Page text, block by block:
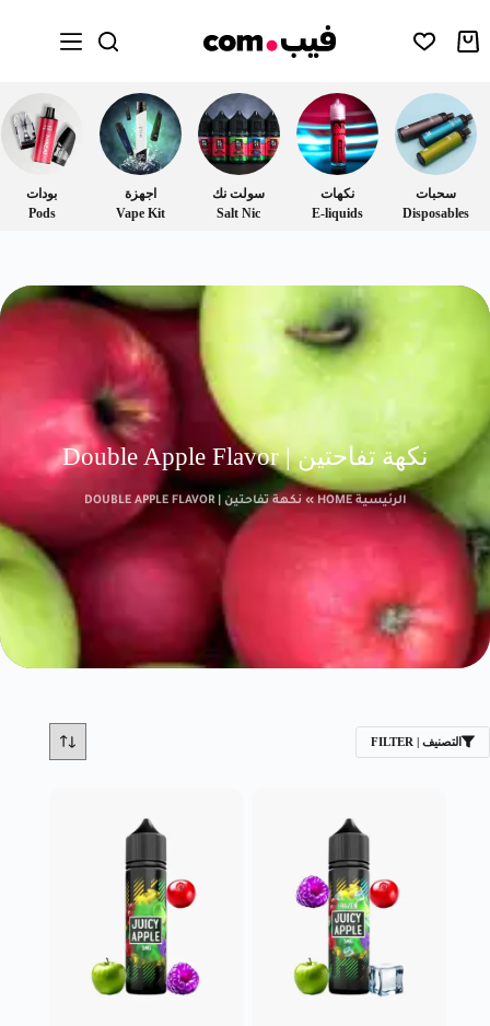
سحبات
Disposables
نكهات
E-liquids
سولت نك
Salt Nic
اجهزة
Vape Kit
بودات
Pods
نكهة تفاحتين | Double Apple Flavor
الرئيسية HOME » نكهة تفاحتين | DOUBLE APPLE FLAVOR
التصنيف | FILTER